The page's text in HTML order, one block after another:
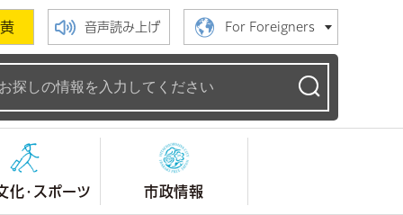
黄 音声読み上げ For Foreigners
ページ
化・スポーツ 市政情報